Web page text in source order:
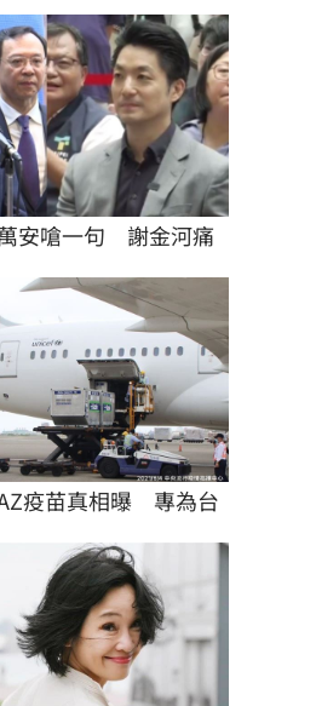
安嗆一句　謝金河痛
疫苗真相曝　專為台